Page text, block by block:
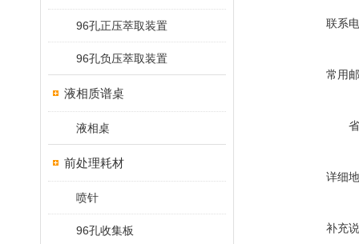
96孔正压萃取装置
96孔负压萃取装置
液相质谱桌
液相桌
前处理耗材
喷针
96孔收集板
联系
常用
详细
补充